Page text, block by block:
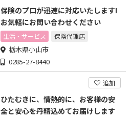
保険のプロが迅速に対応いたします!
お気軽にお問い合わせください
生活・サービス 保険代理店
栃木県小山市
0285-27-8440
追加
ひたむきに、情熱的に、お客様の安
全と安心を丹精込めてお届けします